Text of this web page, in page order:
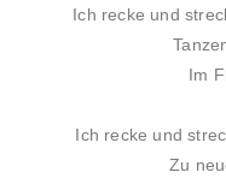
Ich recke und
Im
Ich recke und
Zu